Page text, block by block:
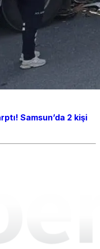
Samsun’da 2 kişi